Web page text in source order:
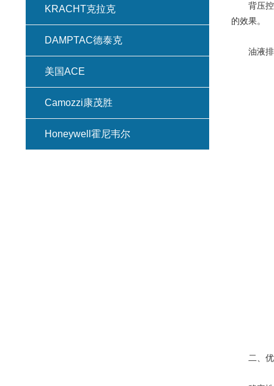
背压控制
的效果。
油液排放
二、优
KRACHT克拉克
DAMPTAC德泰克
美国ACE
Camozzi康茂胜
Honeywell霍尼韦尔